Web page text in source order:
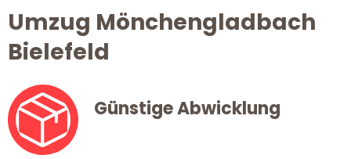
Umzug Mönchengladbach
Bielefeld
Günstige Abwicklung